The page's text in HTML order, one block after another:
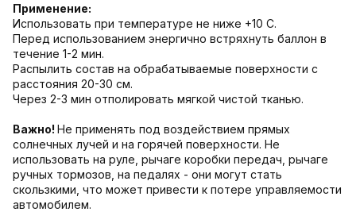
Применение:
Использовать при температуре не ниже +10 С.
Перед использованием энергично встряхнуть баллон в
течение 1-2 мин.
Распылить состав на обрабатываемые поверхности с
расстояния 20-30 см.
Через 2-3 мин отполировать мягкой чистой тканью.
Важно! Не применять под воздействием прямых
солнечных лучей и на горячей поверхности. Не
использовать на руле, рычаге коробки передач, рычаге
ручных тормозов, на педалях - они могут стать
скользкими, что может привести к потере управляемости
автомобилем.